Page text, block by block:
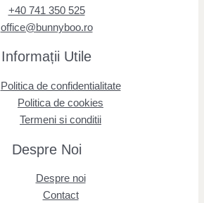
+40 741 350 525
office@bunnyboo.ro
Informații Utile
Politica de confidentialitate
Politica de cookies
Termeni si conditii
Despre Noi
Despre noi
Contact